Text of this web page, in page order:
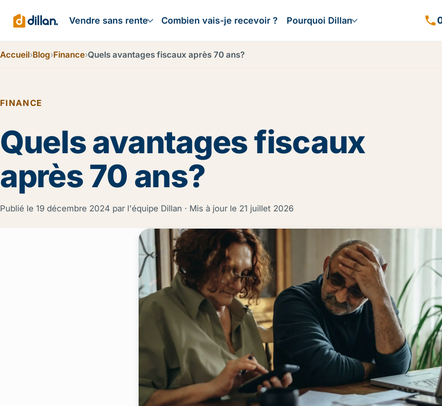
Vendre sans rente Combien vais-je recevoir ? Pourquoi Dillan
Accueil›Blog›Finance›Quels avantages fiscaux après 70 ans?
FINANCE
Quels avantages fiscaux
après 70 ans?
Publié le 19 décembre 2024 par l'équipe Dillan · Mis à jour le 21 juillet 2026